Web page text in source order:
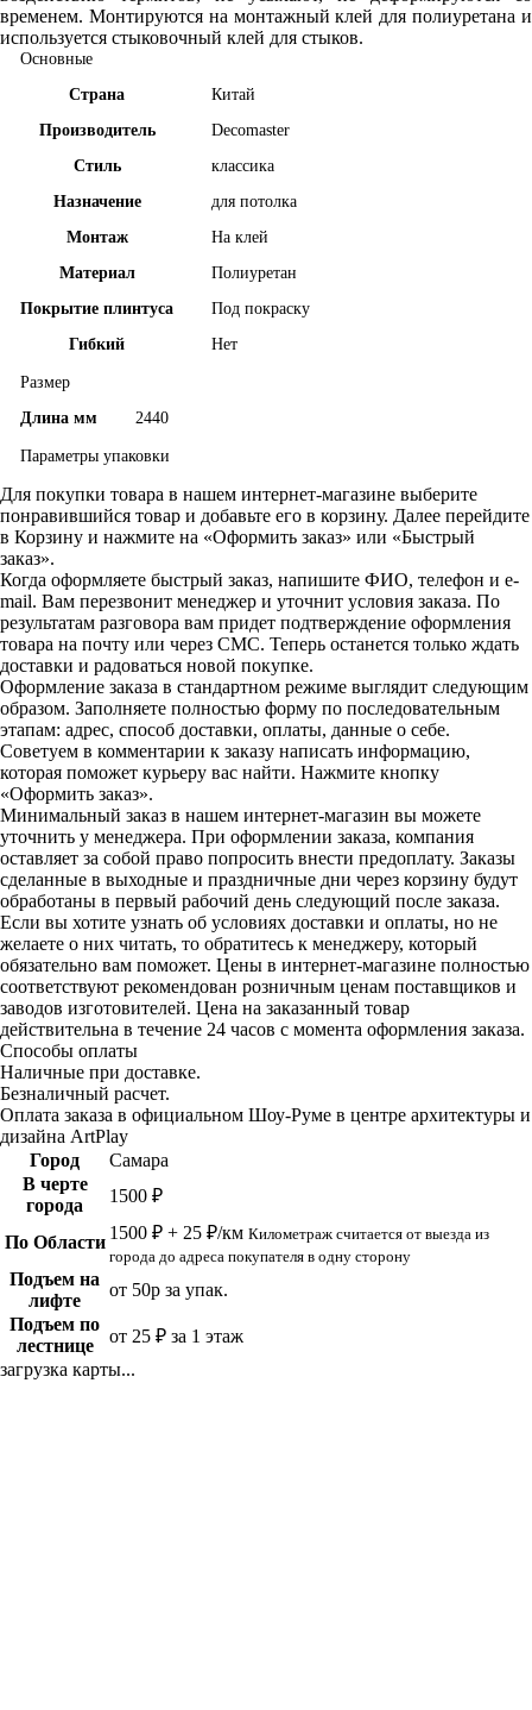
временем. Монтируются на монтажный клей для полиуретана и
используется стыковочный клей для стыков.
Основные
Страна
Китай
Производитель
Decomaster
Стиль
классика
Назначение
для потолка
Монтаж
На клей
Материал
Полиуретан
Покрытие плинтуса
Под покраску
Гибкий
Нет
Размер
Длина мм
2440
Параметры упаковки
Для покупки товара в нашем интернет-магазине выберите
понравившийся товар и добавьте его в корзину. Далее перейдите
в Корзину и нажмите на «Оформить заказ» или «Быстрый
заказ».
Когда оформляете быстрый заказ, напишите ФИО, телефон и e-
mail. Вам перезвонит менеджер и уточнит условия заказа. По
результатам разговора вам придет подтверждение оформления
товара на почту или через СМС. Теперь останется только ждать
доставки и радоваться новой покупке.
Оформление заказа в стандартном режиме выглядит следующим
образом. Заполняете полностью форму по последовательным
этапам: адрес, способ доставки, оплаты, данные о себе.
Советуем в комментарии к заказу написать информацию,
которая поможет курьеру вас найти. Нажмите кнопку
«Оформить заказ».
Минимальный заказ в нашем интернет-магазин вы можете
уточнить у менеджера. При оформлении заказа, компания
оставляет за собой право попросить внести предоплату. Заказы
сделанные в выходные и праздничные дни через корзину будут
обработаны в первый рабочий день следующий после заказа.
Если вы хотите узнать об условиях доставки и оплаты, но не
желаете о них читать, то обратитесь к менеджеру, который
обязательно вам поможет. Цены в интернет-магазине полностью
соответствуют рекомендован розничным ценам поставщиков и
заводов изготовителей. Цена на заказанный товар
действительна в течение 24 часов с момента оформления заказа.
Способы оплаты
Наличные при доставке.
Безналичный расчет.
Оплата заказа в официальном Шоу-Руме в центре архитектуры и
дизайна ArtPlay
Город
Самара
В черте
города
1500 ₽
По Области 1500 ₽ + 25 ₽/км Километраж считается от выезда из
города до адреса покупателя в одну сторону
Подъем на
лифте
от 50р за упак.
Подъем по
лестнице
от 25 ₽ за 1 этаж
загрузка карты...